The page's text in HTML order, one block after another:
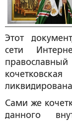
Этот
сети
Сами же
данного